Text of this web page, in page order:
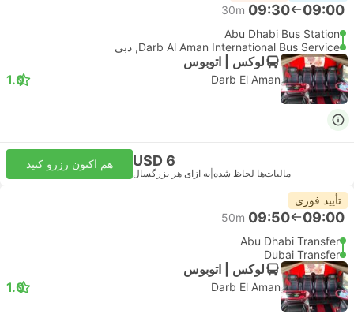
09:00
09:30
30m
Abu Dhabi Bus Station
Darb Al Aman International Bus Service, دبی
لوکس | اتوبوس
Darb El Aman
1.0
USD 6
مالیات‌ها لحاظ شده به ازای هر بزرگسال
هم اکنون رزرو کنید
تأیید فوری
09:00
09:50
50m
Abu Dhabi Transfer
Dubai Transfer
لوکس | اتوبوس
Darb El Aman
1.0